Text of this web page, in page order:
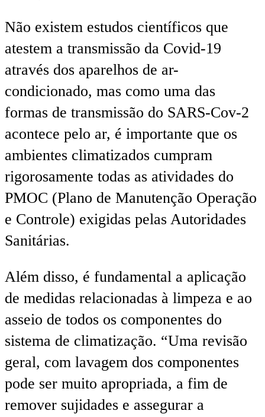
Não existem estudos científicos que
atestem a transmissão da Covid-19
através dos aparelhos de ar-
condicionado, mas como uma das
formas de transmissão do SARS-Cov-2
acontece pelo ar, é importante que os
ambientes climatizados cumpram
rigorosamente todas as atividades do
PMOC (Plano de Manutenção Operação
e Controle) exigidas pelas Autoridades
Sanitárias.
Além disso, é fundamental a aplicação
de medidas relacionadas à limpeza e ao
asseio de todos os componentes do
sistema de climatização. “Uma revisão
geral, com lavagem dos componentes
pode ser muito apropriada, a fim de
remover sujidades e assegurar a